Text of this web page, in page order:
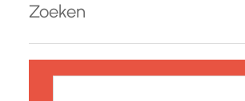
Zoeken